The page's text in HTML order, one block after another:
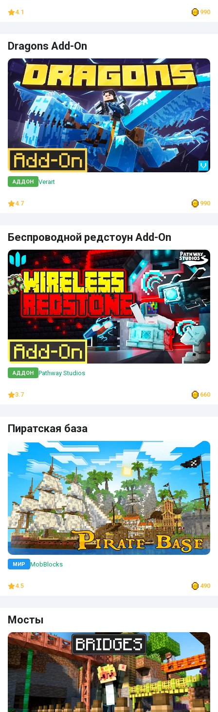
4.1 990
Dragons Add-On
АДДОН Verart
4.7 990
Беспроводной редстоун Add-On
АДДОН Pathway Studios
3.7 660
Пиратская база
МИР MobBlocks
4.5 490
Мосты